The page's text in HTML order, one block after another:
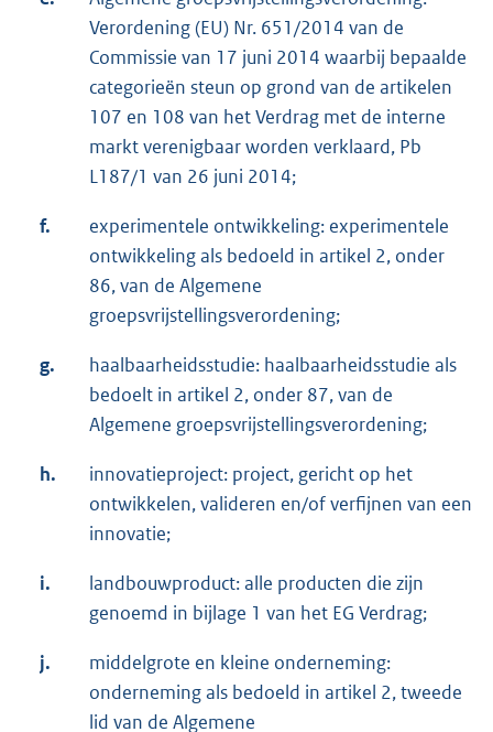
Verordening (EU) Nr. 651/2014 van de
Commissie van 17 juni 2014 waarbij bepaalde
categorieën steun op grond van de artikelen
107 en 108 van het Verdrag met de interne
markt verenigbaar worden verklaard, Pb
L187/1 van 26 juni 2014;
f.
experimentele ontwikkeling: experimentele
ontwikkeling als bedoeld in artikel 2, onder
86, van de Algemene
groepsvrijstellingsverordening;
g.
haalbaarheidsstudie: haalbaarheidsstudie als
bedoelt in artikel 2, onder 87, van de
Algemene groepsvrijstellingsverordening;
h.
innovatieproject: project, gericht op het
ontwikkelen, valideren en/of verfijnen van een
innovatie;
i.
landbouwproduct: alle producten die zijn
genoemd in bijlage 1 van het EG Verdrag;
j.
middelgrote en kleine onderneming:
onderneming als bedoeld in artikel 2, tweede
lid van de Algemene